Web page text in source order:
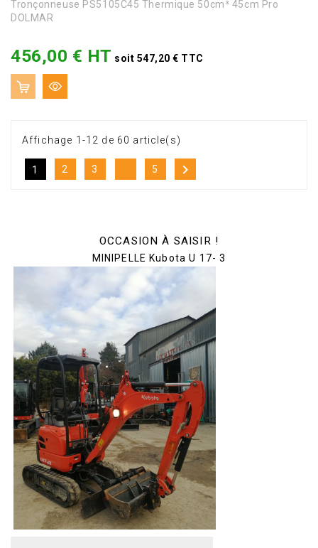
Tronçonneuse PS5105C45 Thermique 50cm³ 45cm Pro
DOLMAR
456,00 € HT soit 547,20 € TTC
Affichage 1-12 de 60 article(s)
1 2 3 5 
OCCASION À SAISIR !
MINIPELLE Kubota U 17- 3